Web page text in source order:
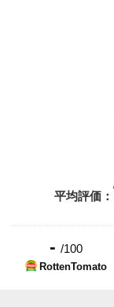
平均評価：
- /100
RottenTomato